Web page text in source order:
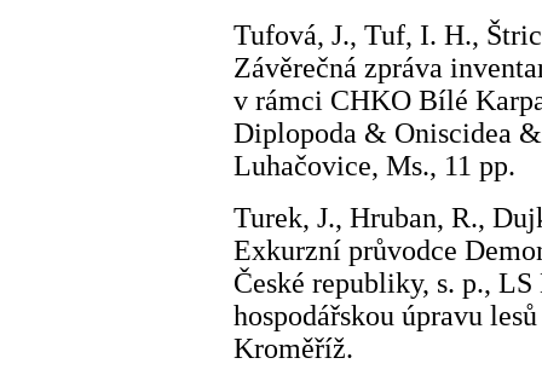
Tufová, J., Tuf, I. H.,
Závěrečná zpráva
v rámci CHKO Bílé
Diplopoda & Oniscidea
Luhačovice, Ms., 11 pp.
Turek, J., Hruban, R.,
Exkurzní průvodce
České republiky, s. p.,
hospodářskou úpravu
Kroměříž.